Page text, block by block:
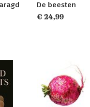
De beesten
€ 24,99